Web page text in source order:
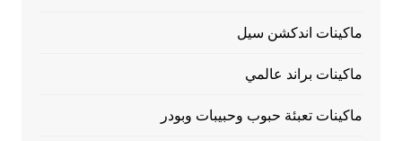
ماكينات اندكشن سيل
ماكينات براند عالمي
ماكينات تعبئة حبوب وحبيبات وبودر